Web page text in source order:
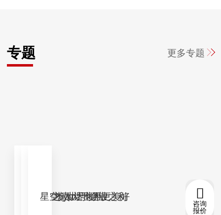
专题 更多专题
中国灯塔 世界领航
国家之责大于企业之利
星空tiyu让世界更美好
咨询
报价